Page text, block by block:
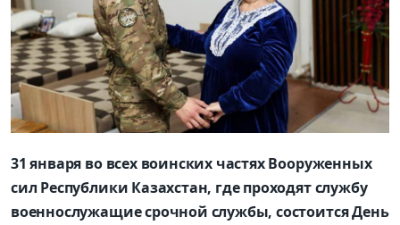
31 января во всех воинских частях Вооруженных
сил Республики Казахстан, где проходят службу
военнослужащие срочной службы, состоится День